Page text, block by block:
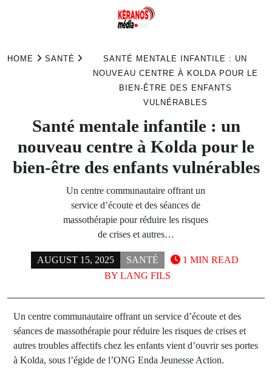
HOME SANTÉ
SANTÉ MENTALE INFANTILE : UN
NOUVEAU CENTRE À KOLDA POUR LE
BIEN-ÊTRE DES ENFANTS
VULNÉRABLES
Santé mentale infantile : un
nouveau centre à Kolda pour le
bien-être des enfants vulnérables
Un centre communautaire offrant un
service d’écoute et des séances de
massothérapie pour réduire les risques
de crises et autres…
AUGUST 15, 2025
SANTÉ
BY LANG FILS
1 MIN READ
Un centre communautaire offrant un service d’écoute et des
séances de massothérapie pour réduire les risques de crises et
autres troubles affectifs chez les enfants vient d’ouvrir ses portes
à Kolda, sous l’égide de l’ONG Enda Jeunesse Action.